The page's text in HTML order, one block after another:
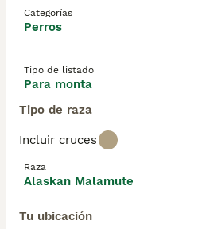
Categorías
Perros
Tipo de listado
Para monta
Tipo de raza
Incluir cruces
Raza
Alaskan Malamute
Tu ubicación